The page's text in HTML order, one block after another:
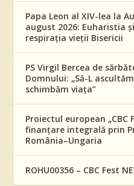
Papa Leon al XIV-lea la
august 2026: Euharistia
respirația vieții Bisericii
PS Virgil Bercea de
Domnului: „Să-L
schimbăm viața”
Proiectul european
finanțare integrală prin
România–Ungaria
ROHU00356 – CBC Fest